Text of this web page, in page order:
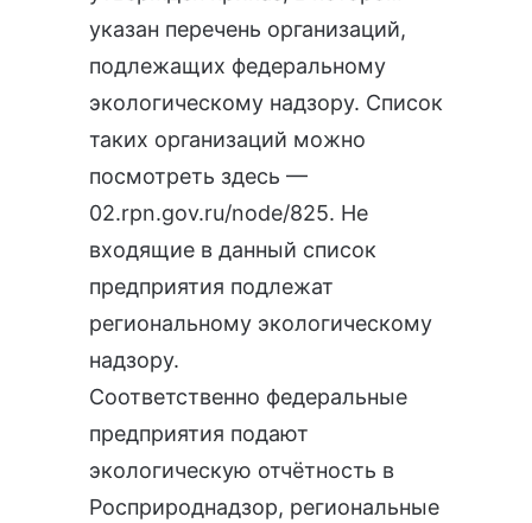
указан перечень организаций,
подлежащих федеральному
экологическому надзору. Список
таких организаций можно
посмотреть здесь —
02.rpn.gov.ru/node/825. Не
входящие в данный список
предприятия подлежат
региональному экологическому
надзору.
Соответственно федеральные
предприятия подают
экологическую отчётность в
Росприроднадзор, региональные